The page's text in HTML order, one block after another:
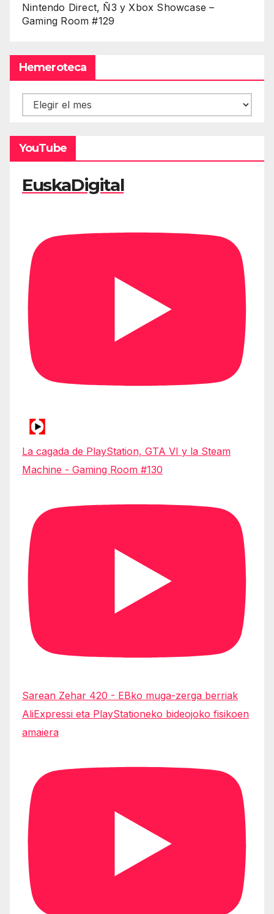
Nintendo Direct, Ñ3 y Xbox Showcase –
Gaming Room #129
Hemeroteca
Hemeroteca
YouTube
EuskaDigital
La cagada de PlayStation, GTA VI y la Steam
Machine - Gaming Room #130
Sarean Zehar 420 - EBko muga-zerga berriak
AliExpressi eta PlayStationeko bideojoko fisikoen
amaiera